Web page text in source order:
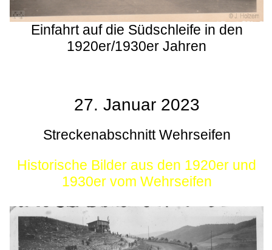
Einfahrt auf die Südschleife in den
1920er/1930er Jahren
27. Januar 2023
Streckenabschnitt Wehrseifen
Historische Bilder aus den 1920er und
1930er vom Wehrseifen